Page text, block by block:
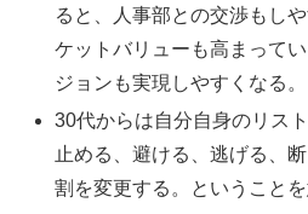
ると、人事部との交渉もし
ケットバリューも高まって
ジョンも実現しやすくなる。
30代からは自分自身のリス
止める、避ける、逃げる、
割を変更する。ということ